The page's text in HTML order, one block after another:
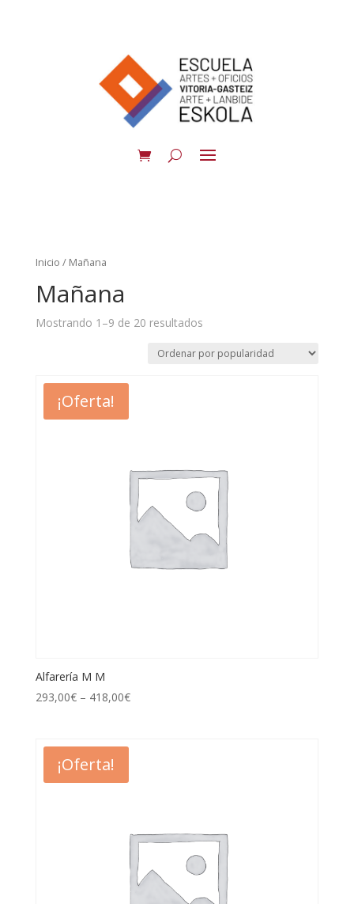
Inicio / Mañana
Mañana
Mostrando 1–9 de 20 resultados
¡Oferta!
Alfarería M M
293,00€– 418,00€
¡Oferta!